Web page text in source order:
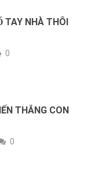
TAY NHÀ THÔI
0
THẮNG CON
0